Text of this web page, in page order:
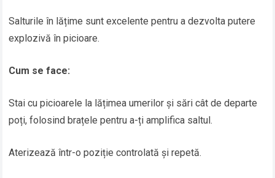
Salturile în lățime sunt excelente pentru a dezvolta putere
explozivă în picioare.
Cum se face:
Stai cu picioarele la lățimea umerilor și sări cât de departe
poți, folosind brațele pentru a-ți amplifica saltul.
Aterizează într-o poziție controlată și repetă.